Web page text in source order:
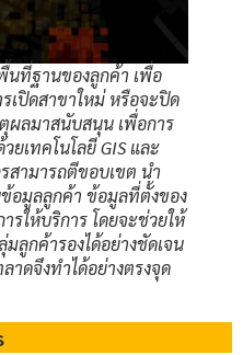
นที่ฐานของลูกค้า เพื่อ
เปิดสาขาใหม่ หรือจะปิด
ผลมาสนับสนุน เพื่อการ
ยเทคโนโลยี GIS และ
สามารถตีขอบเขต นำ
อมูลลูกค้า ข้อมูลที่ตั้งของ
รให้บริการ โดยจะช่วยให้
ลูกค้ารองได้อย่างชัดเจน
าดจึงทำได้อย่างตรงจุด